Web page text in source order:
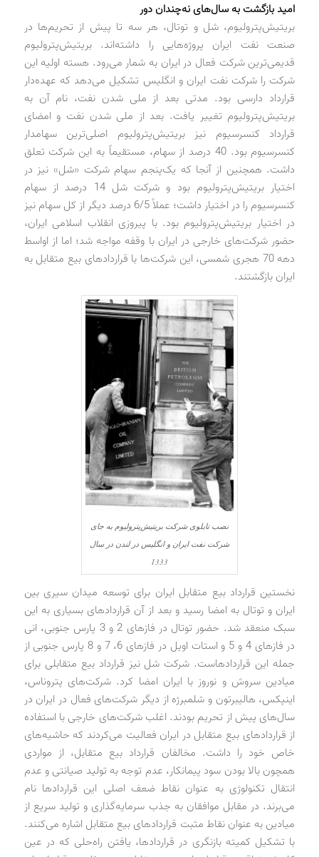
امید بازگشت به سال‌های نه‌چندان دور
بریتیش‌پترولیوم، شل و توتال، هر سه تا پیش از تحریم‌ها در
صنعت نفت ایران پروژه‌هایی را داشته‌اند. بریتیش‌پترولیوم
قدیمی‌ترین شرکت فعال در ایران به شمار می‌رود. هسته اولیه این
شرکت را شرکت نفت ایران و انگلیس تشکیل می‌دهد که عهده‌دار
قرارداد دارسی بود. مدتی بعد از ملی شدن نفت، نام آن به
بریتیش‌پترولیوم تغییر یافت. بعد از ملی شدن نفت و امضای
قرارداد کنسرسیوم نیز بریتیش‌پترولیوم اصلی‌ترین سهامدار
کنسرسیوم بود. 40 درصد از سهام، مستقیماً به این شرکت تعلق
داشت. همچنین از آنجا که یک‌پنجم سهام شرکت «شل» نیز در
اختیار بریتیش‌پترولیوم بود و شرکت شل 14 درصد از سهام
کنسرسیوم را در اختیار داشت؛ عملاً 6/5 درصد دیگر از کل سهام نیز
در اختیار بریتیش‌پترولیوم بود. با پیروزی انقلاب اسلامی ایران،
حضور شرکت‌های خارجی در ایران با وقفه مواجه شد؛ اما از اواسط
دهه 70 هجری شمسی، این شرکت‌ها با قراردادهای بیع متقابل به
ایران بازگشتند.
نصب تابلوی شرکت بریتیش‌پترولیوم به جای
شرکت نفت ایران و انگلیس در لندن در سال
1333
نخستین قرارداد بیع متقابل ایران برای توسعه میدان سیری بین
ایران و توتال به امضا رسید و بعد از آن قراردادهای بسیاری به این
سبک منعقد شد. حضور توتال در فازهای 2 و 3 پارس جنوبی، انی
در فازهای 4 و 5 و استات اویل در فازهای 6، 7 و 8 پارس جنوبی از
جمله این قراردادهاست. شرکت شل نیز قرارداد بیع متقابلی برای
میادین سروش و نوروز با ایران امضا کرد. شرکت‌های پتروناس،
اینپکس، هالیبرتون و شلمبرژه از دیگر شرکت‌های فعال در ایران در
سال‌های پیش از تحریم بودند. اغلب شرکت‌های خارجی با استفاده
از قراردادهای بیع متقابل در ایران فعالیت می‌کردند که حاشیه‌های
خاص خود را داشت. مخالفان قرارداد بیع متقابل، از مواردی
همچون بالا بودن سود پیمانکار، عدم توجه به تولید صیانتی و عدم
انتقال تکنولوژی به عنوان نقاط ضعف اصلی این قراردادها نام
می‌برند. در مقابل موافقان به جذب سرمایه‌گذاری و تولید سریع از
میادین به عنوان نقاط مثبت قراردادهای بیع متقابل اشاره می‌کنند.
با تشکیل کمیته بازنگری در قراردادها، یافتن راه‌حلی که در عین